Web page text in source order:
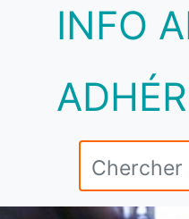
INFO